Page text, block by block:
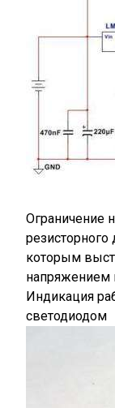
Ограничение
резисторного
которым
напряжением
Индикация
светодиодом